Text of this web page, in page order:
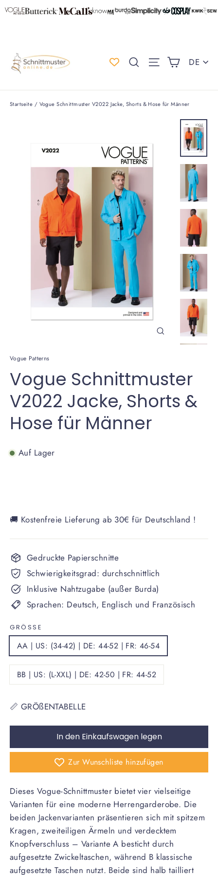
Direkt
Suche
DE
Startseite / Vogue Schnittmuster V2022 Jacke, Shorts & Hose für Männer
Schließen
Vogue Patterns
Vogue Schnittmuster
V2022 Jacke, Shorts &
Hose für Männer
Auf Lager
🚚 Kostenfreie Lieferung ab 30€ für Deutschland !
Gedruckte Papierschnitte
Schwierigkeitsgrad: durchschnittlich
Inklusive Nahtzugabe (außer Burda)
Sprachen: Deutsch, Englisch und Französisch
GRÖSSE
AA | US: (34-42) | DE: 44-52 | FR: 46-54
BB | US: (L-XXL) | DE: 42-50 | FR: 44-52
📏 GRÖßENTABELLE
In den Einkaufswagen legen
Zur Wunschliste hinzufügen
Dieses Vogue-Schnittmuster bietet vier vielseitige
Varianten für eine moderne Herrengarderobe. Die
beiden Jackenvarianten präsentieren sich mit spitzem
Kragen, zweiteiligen Ärmeln und verdecktem
Knopfverschluss – Variante A besticht durch
aufgesetzte Zwickeltaschen, während B klassische
aufgesetzte Taschen nutzt. Beide sind halb tailliert